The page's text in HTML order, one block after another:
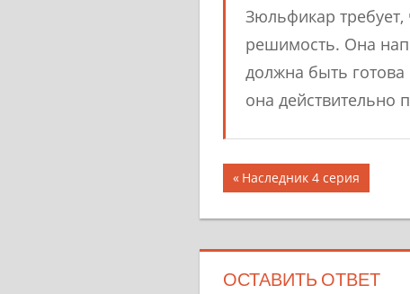
Зюльфикар
решимость. Она
должна быть
она действительно
Предыдущая
запись;
Наследник 4 серия
ОСТАВИТЬ ОТВЕТ